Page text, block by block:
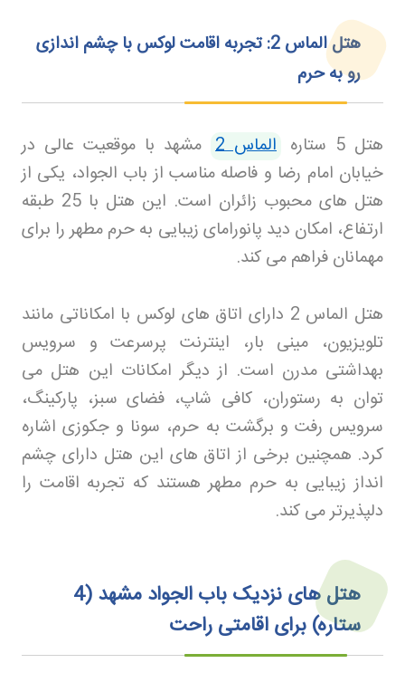
هتل الماس 2: تجربه اقامت لوکس با چشم اندازی
رو به حرم
هتل 5 ستاره الماس 2
مشهد با موقعیت عالی در
خیابان امام رضا و فاصله مناسب از باب الجواد، یکی از
هتل های محبوب زائران است. این هتل با 25 طبقه
ارتفاع، امکان دید پانورامای زیبایی به حرم مطهر را برای
مهمانان فراهم می کند.
هتل الماس 2 دارای اتاق های لوکس با امکاناتی مانند
تلویزیون، مینی بار، اینترنت پرسرعت و سرویس
بهداشتی مدرن است. از دیگر امکانات این هتل می
توان به رستوران، کافی شاپ، فضای سبز، پارکینگ،
سرویس رفت و برگشت به حرم، سونا و جکوزی اشاره
کرد. همچنین برخی از اتاق های این هتل دارای چشم
انداز زیبایی به حرم مطهر هستند که تجربه اقامت را
دلپذیرتر می کند.
هتل های نزدیک باب الجواد مشهد (4
ستاره) برای اقامتی راحت